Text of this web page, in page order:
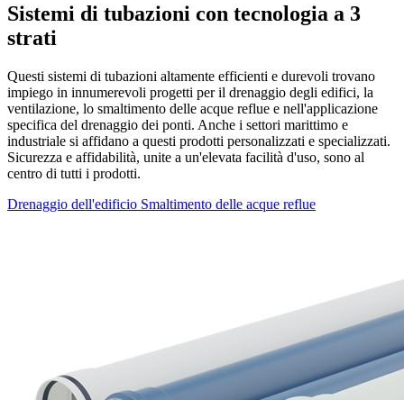
Sistemi di tubazioni con tecnologia a 3
strati
Questi sistemi di tubazioni altamente efficienti e durevoli trovano
impiego in innumerevoli progetti per il drenaggio degli edifici, la
ventilazione, lo smaltimento delle acque reflue e nell'applicazione
specifica del drenaggio dei ponti. Anche i settori marittimo e
industriale si affidano a questi prodotti personalizzati e specializzati.
Sicurezza e affidabilità, unite a un'elevata facilità d'uso, sono al
centro di tutti i prodotti.
Drenaggio dell'edificio Smaltimento delle acque reflue